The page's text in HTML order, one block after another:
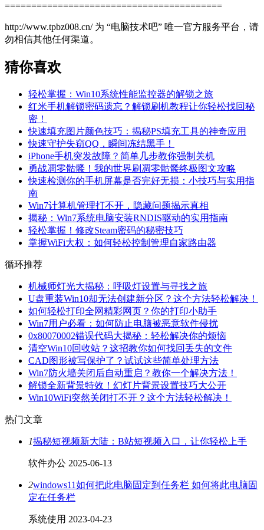
=========================================
http://www.tpbz008.cn/ 为 “电脑技术吧” 唯一官方服务平台，请
勿相信其他任何渠道。
猜你喜欢
轻松掌握：Win10系统性能监控器的解锁之旅
红米手机解锁密码遗忘？解锁刷机教程让你轻松找回秘
密！
快速填充图片颜色技巧：揭秘PS填充工具的神奇应用
快速守护失窃QQ，瞬间冻结黑手！
iPhone手机突发故障？简单几步教你强制关机
勇战凋零骷髅！我的世界刷凋零骷髅终极图文攻略
快速检测你的手机屏幕是否完好无损：小技巧与实用指
南
Win7计算机管理打不开，隐藏问题揭示真相
揭秘：Win7系统电脑安装RNDIS驱动的实用指南
轻松掌握！修改Steam密码的秘密技巧
掌握WiFi大权：如何轻松控制管理自家路由器
循环推荐
机械师灯光大揭秘：呼吸灯设置与寻找之旅
U盘重装Win10却无法创建新分区？这个方法轻松解决！
如何轻松打印全网精彩网页？你的打印小助手
Win7用户必看：如何防止电脑被恶意软件侵扰
0x80070002错误代码大揭秘：轻松解决你的烦恼
清空Win10回收站？这招教你如何找回丢失的文件
CAD图形被写保护了？试试这些简单处理方法
Win7防火墙关闭后自动重启？教你一个解决方法！
解锁全新背景特效！幻灯片背景设置技巧大公开
Win10WiFi突然关闭打不开？这个方法轻松解决！
热门文章
1揭秘短视频新大陆：B站短视频入口，让你轻松上手
软件办公 2025-06-13
2windows11如何把此电脑固定到任务栏 如何将此电脑固
定在任务栏
系统使用 2023-04-23